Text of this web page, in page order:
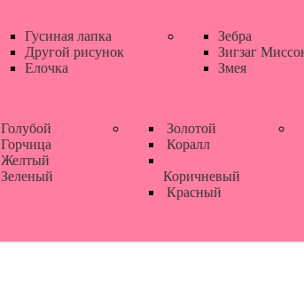
Гусиная лапка
Другой рисунок
Елочка
Зебра
Зигзаг
Змея
Голубой
Горчица
Желтый
Зеленый
Золотой
Коралл
Коричневый
Красный